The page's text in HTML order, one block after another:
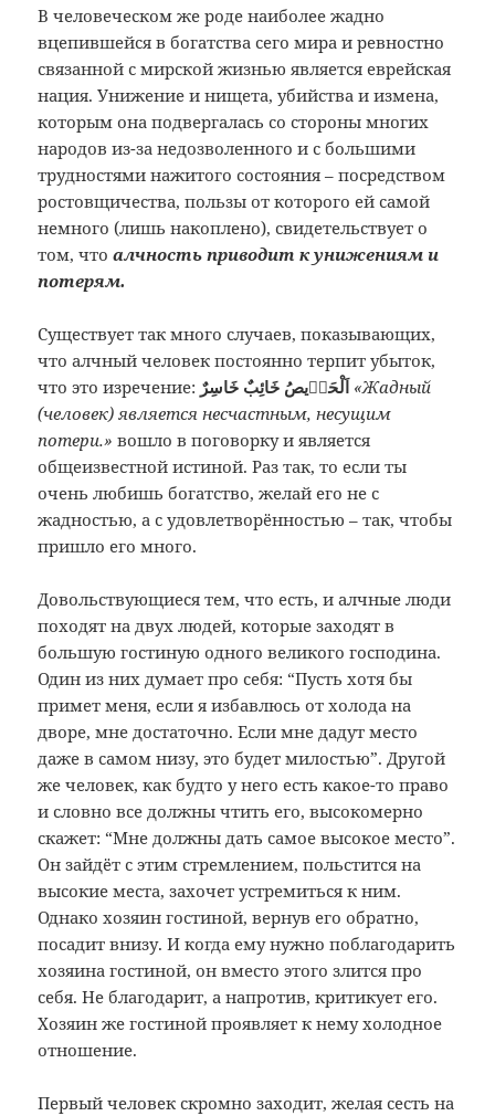
В человеческом же роде наиболее жадно
вцепившейся в богатства сего мира и ревностно
связанной с мирской жизнью является еврейская
нация. Унижение и нищета, убийства и измена,
которым она подвергалась со стороны многих
народов из-за недозволенного и с большими
трудностями нажитого состояния – посредством
ростовщичества, пользы от которого ей самой
немного (лишь накоплено), свидетельствует о
том, что алчность приводит к унижениям и
потерям.
Существует так много случаев, показывающих,
что алчный человек постоянно терпит убыток,
что это изречение:
«Жадный
(человек) является несчастным, несущим
потери.» вошло в поговорку и является
общеизвестной истиной. Раз так, то если ты
очень любишь богатство, желай его не с
жадностью, а с удовлетворённостью – так, чтобы
пришло его много.
Довольствующиеся тем, что есть, и алчные люди
походят на двух людей, которые заходят в
большую гостиную одного великого господина.
Один из них думает про себя: “Пусть хотя бы
примет меня, если я избавлюсь от холода на
дворе, мне достаточно. Если мне дадут место
даже в самом низу, это будет милостью”. Другой
же человек, как будто у него есть какое-то право
и словно все должны чтить его, высокомерно
скажет: “Мне должны дать самое высокое место”.
Он зайдёт с этим стремлением, польстится на
высокие места, захочет устремиться к ним.
Однако хозяин гостиной, вернув его обратно,
посадит внизу. И когда ему нужно поблагодарить
хозяина гостиной, он вместо этого злится про
себя. Не благодарит, а напротив, критикует его.
Хозяин же гостиной проявляет к нему холодное
отношение.
Первый человек скромно заходит, желая сесть на